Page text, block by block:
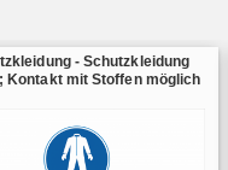
- Schutzkleidung
Kontakt mit Stoffen möglich